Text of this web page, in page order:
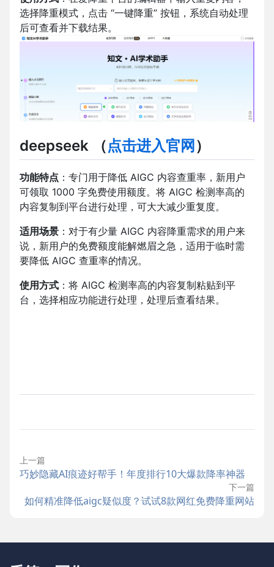
选择降重模式，点击 “一键降重” 按钮，系统自动处理
后可查看并下载结果。
deepseek （点击进入官网 ）
功能特点 ：专门用于降低 AIGC 内容查重率，新用户
可领取 1000 字免费使用额度。将 AIGC 检测率高的
内容复制到平台进行处理，可大大减少重复度。
适用场景 ：对于有少量 AIGC 内容降重需求的用户来
说，新用户的免费额度能解燃眉之急，适用于临时需
要降低 AIGC 查重率的情况。
使用方式 ：将 AIGC 检测率高的内容复制粘贴到平
台，选择相应功能进行处理，处理后查看结果。
上一篇
巧妙隐藏AI痕迹好帮手！年度排行10大爆款降率神器
下一篇
如何精准降低aigc疑似度？试试8款网红免费降重网站